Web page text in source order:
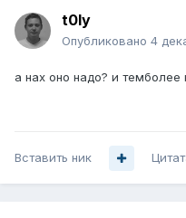
t0ly
Опубликовано 4
а нах оно надо? и темболее
Вставить ник